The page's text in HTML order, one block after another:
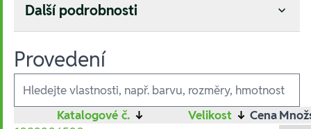
Další podrobnosti
Provedení
Ausführungen
Katalogové č. ↓ Velikost ↓ Cena